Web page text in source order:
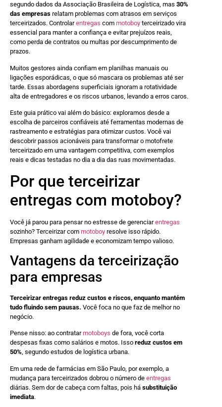
segundo dados da Associação Brasileira de Logística, mas 30%
das empresas relatam problemas com atrasos em serviços
terceirizados. Controlarentregas com motoboy terceirizado vira
essencial para manter a confiança e evitar prejuízos reais,
como perda de contratos ou multas por descumprimento de
prazos.
Muitos gestores ainda confiam em planilhas manuais ou
ligações esporádicas, o que só mascara os problemas até ser
tarde. Essas abordagens superficiais ignoram a rotatividade
alta de entregadores e os riscos urbanos, levando a erros caros.
Este guia prático vai além do básico: exploramos desde a
escolha de parceiros confiáveis até ferramentas modernas de
rastreamento e estratégias para otimizar custos. Você vai
descobrir passos acionáveis para transformar o motofrete
terceirizado em uma vantagem competitiva, com exemplos
reais e dicas testadas no dia a dia das ruas movimentadas.
Por que terceirizar
entregas com motoboy?
Você já parou para pensar no estresse de gerenciarentregas
sozinho? Terceirizar com motoboy resolve isso rápido.
Empresas ganham agilidade e economizam tempo valioso.
Vantagens da terceirização
para empresas
Terceirizar entregas reduz custos e riscos, enquanto mantém
tudo fluindo sem pausas. Você foca no que faz de melhor no
negócio.
Pense nisso: ao contratarmotoboys de fora, você corta
despesas fixas como salários e motos. Isso reduz custos em
50%, segundo estudos de logística urbana.
Em uma rede de farmácias em São Paulo, por exemplo, a
mudança para terceirizados dobrou o número de entregas
diárias. Sem dor de cabeça com faltas, pois há substituição
imediata.